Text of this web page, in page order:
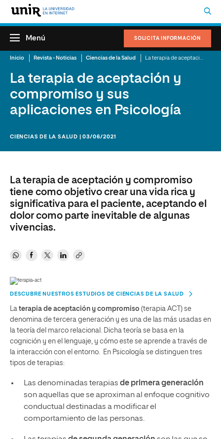
SOLICITA INFORMACIÓN
Menú
Inicio Revista - Noticias Ciencias de la Salud
La terapia de aceptación y
compromiso y sus
aplicaciones en Psicología
CIENCIAS DE LA SALUD | 03/06/2021
La terapia de aceptación y compromiso
tiene como objetivo crear una vida rica y
significativa para el paciente, aceptando el
dolor como parte inevitable de algunas
vivencias.
DESCUBRE NUESTROS ESTUDIOS DE CIENCIAS DE LA SALUD
La terapia de aceptación y compromiso (terapia ACT) se
denomina de tercera generación y es una de las más usadas en
la teoría del marco relacional. Dicha teoría se basa en la
cognición y en el lenguaje, y cómo este se aprende a través de
la interacción con el entorno. En Psicología se distinguen tres
tipos de terapias:
Las denominadas terapias de primera generación
son aquellas que se aproximan al enfoque cognitivo
conductual destinadas a modificar el
comportamiento de las personas.